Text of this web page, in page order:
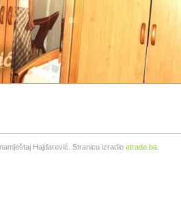
Hajdarević. Stranicu izradio etrade.ba